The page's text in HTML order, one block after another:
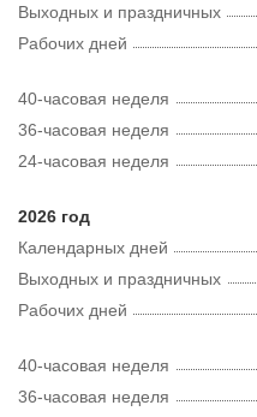
Рабочих дней
Выходных и праздничных
40-часовая неделя
36-часовая неделя
24-часовая неделя
2026 год
Календарных дней
Рабочих дней
Выходных и праздничных
40-часовая неделя
36-часовая неделя